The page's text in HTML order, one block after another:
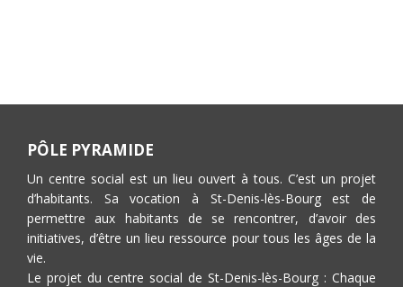
PÔLE PYRAMIDE
Un centre social est un lieu ouvert à tous. C’est un projet
d’habitants. Sa vocation à St-Denis-lès-Bourg est de
permettre aux habitants de se rencontrer, d’avoir des
initiatives, d’être un lieu ressource pour tous les âges de la
vie.
Le projet du centre social de St-Denis-lès-Bourg : Chaque